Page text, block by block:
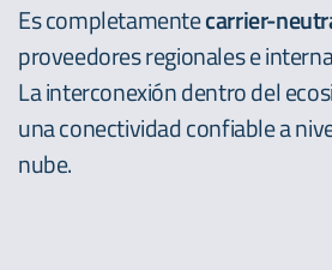
Es completamentecarrier-
proveedores regionales e
La interconexión dentro del
una conectividad confiable a
nube.